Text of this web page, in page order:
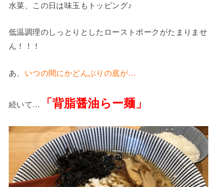
水菜、この日は味玉もトッピング♪
低温調理のしっとりとしたローストポークがたまりませ
ん！！！
あ、 いつの間にかどんぶりの底が
続いて… 「背脂醤油らー麺」